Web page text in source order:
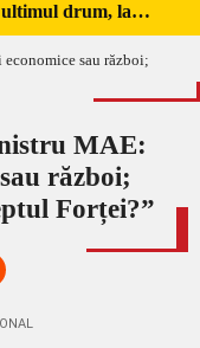
ultimul drum, la
al micuței au fost
și jucării –
MAE:
război;
Forței?”